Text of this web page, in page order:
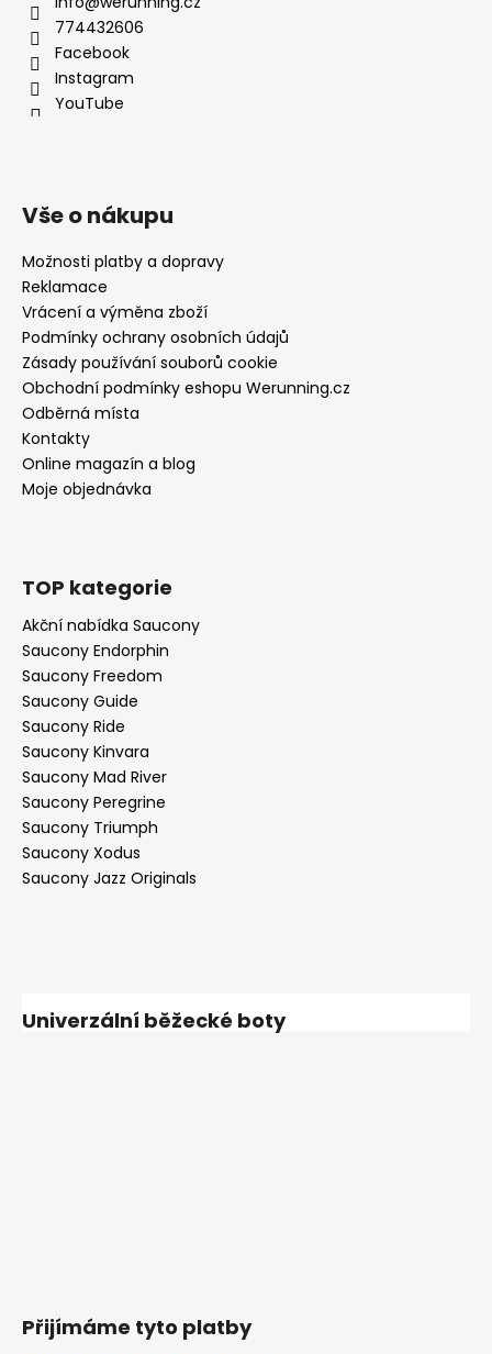
774432606
Facebook
Instagram
YouTube
Vše o nákupu
Možnosti platby a dopravy
Reklamace
Vrácení a výměna zboží
Podmínky ochrany osobních údajů
Zásady používání souborů cookie
Obchodní podmínky eshopu Werunning.cz
Odběrná místa
Kontakty
Online magazín a blog
Moje objednávka
TOP kategorie
Akční nabídka Saucony
Saucony Endorphin
Saucony Freedom
Saucony Guide
Saucony Ride
Saucony Kinvara
Saucony Mad River
Saucony Peregrine
Saucony Triumph
Saucony Xodus
Saucony Jazz Originals
Univerzální běžecké boty
Přijímáme tyto platby